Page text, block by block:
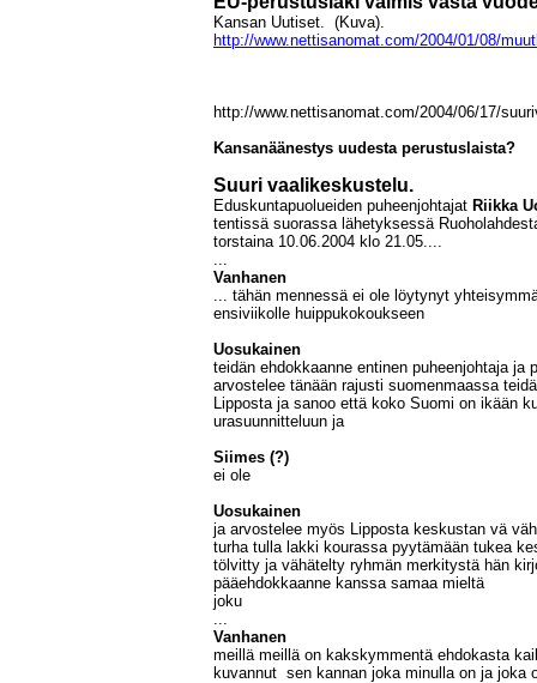
Kansan Uutiset. (Kuva).
http://www.nettisanomat.com/2004/01/08/
http://www.nettisanomat.com/2004/06/17/
Kansanäänestys uudesta perustuslaista?
Suuri vaalikeskustelu.
Eduskuntapuolueiden puheenjohtajat Riikka
tentissä suorassa lähetyksessä
torstaina 10.06.2004 klo 21.05....
...
Vanhanen
... tähän mennessä ei ole löytynyt
ensiviikolle huippukokoukseen
Uosukainen
teidän ehdokkaanne entinen puheenjohtaja ja
arvostelee tänään rajusti suomenmaassa
Lipposta ja sanoo että koko Suomi on ikään
urasuunnitteluun ja
Siimes (?)
ei ole
Uosukainen
ja arvostelee myös Lipposta keskustan vä
turha tulla lakki kourassa pyytämään tukea
tölvitty ja vähätelty ryhmän merkitystä hän
pääehdokkaanne kanssa samaa mieltä
joku
...
Vanhanen
meillä meillä on kakskymmentä ehdokasta
kuvannut sen kannan joka minulla on ja joka